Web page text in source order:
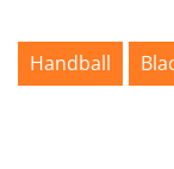
Handball